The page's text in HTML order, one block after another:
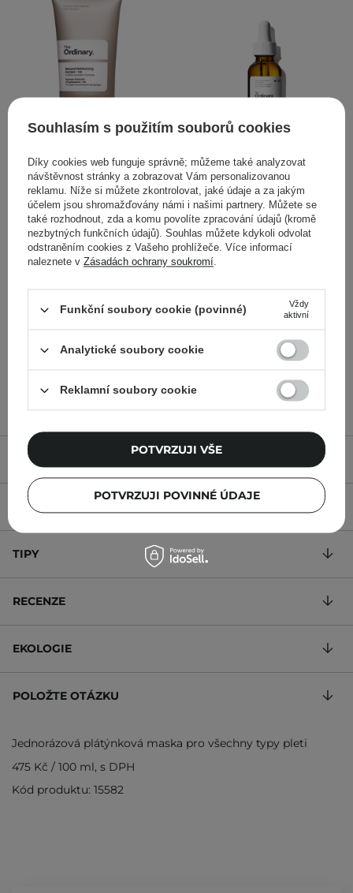
VÝBĚR KOSMETOLOGA
The Ordinary - Natural
Moisturizing Factors + HA
- Hydratační krém s
kyselinou hyaluronovou -
179,00 Kč
The Ordinary - 100%
Plant-Derived Squalane -
100% skvalan z cukrové
třtiny - 30 ml
319,00 Kč
POPIS
SLOŽENÍ
TIPY
RECENZE
EKOLOGIE
POLOŽTE OTÁZKU
Jednorázová plátýnková maska pro všechny typy pleti
475 Kč / 100 ml, s DPH
Kód produktu: 15582
Souhlasím s použitím souborů cookies
Díky cookies web funguje správně; můžeme také analyzovat
návštěvnost stránky a zobrazovat Vám personalizovanou
reklamu. Níže si můžete zkontrolovat, jaké údaje a za jakým
účelem jsou shromažďovány námi i našimi partnery. Můžete se
také rozhodnout, zda a komu povolíte zpracování údajů (kromě
nezbytných funkčních údajů). Souhlas můžete kdykoli odvolat
odstraněním cookies z Vašeho prohlížeče. Více informací
naleznete v Zásadách ochrany soukromí.
Funkční soubory cookie (povinné)
Vždy
aktivní
Analytické soubory cookie
Reklamní soubory cookie
POTVRZUJI POVINNÉ ÚDAJE
POTVRZUJI VŠE